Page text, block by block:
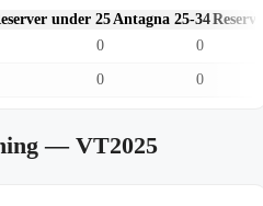
under 25Antagna 25-34
0 0
0 0
— VT2025